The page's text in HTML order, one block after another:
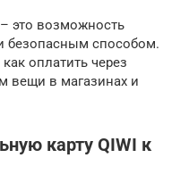
это возможность
безопасным способом.
оплатить через
вещи в магазинах и
карту QIWI к